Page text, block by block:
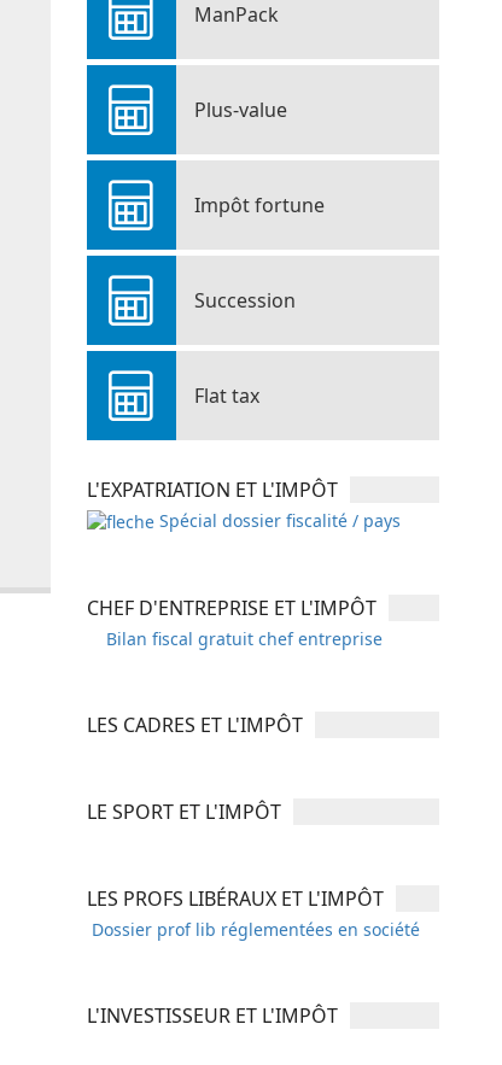
ManPack
Plus-value
Impôt fortune
Succession
Flat tax
L'EXPATRIATION ET L'IMPÔT
Spécial dossier fiscalité / pays
CHEF D'ENTREPRISE ET L'IMPÔT
Bilan fiscal gratuit chef entreprise
LES CADRES ET L'IMPÔT
LE SPORT ET L'IMPÔT
LES PROFS LIBÉRAUX ET L'IMPÔT
Dossier prof lib réglementées en société
L'INVESTISSEUR ET L'IMPÔT